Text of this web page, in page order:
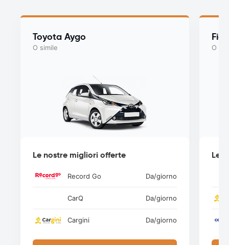
Toyota Aygo
O simile
Le nostre migliori offerte
Record Go Da/giorno
CarQ Da/giorno
Cargini Da/giorno
O
Le